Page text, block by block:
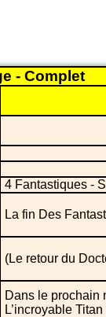
- Complet
4 Fantastiques -
La fin Des
(Le retour du
Dans le prochain
L’incroyable Titan